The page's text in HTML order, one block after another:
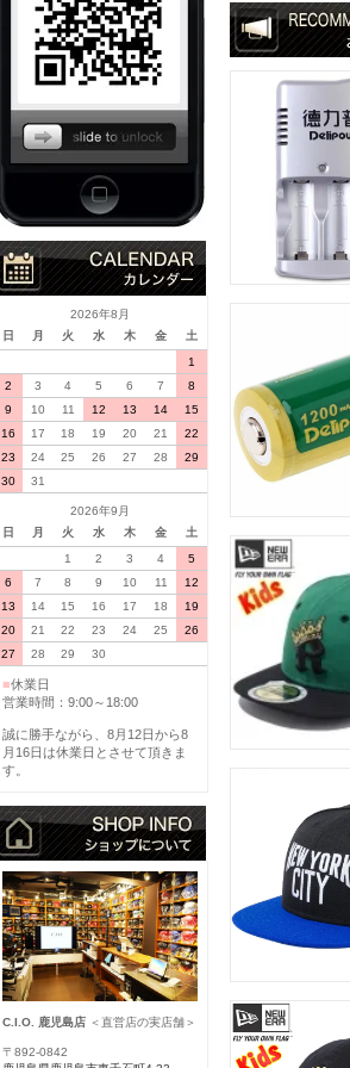
2026年8月
日
月 火 水 木 金
土
1
2
3 4 5 6 7
8
9
10 11 12 13 14
15
16
17 18 19 20 21
22
23
24 25 26 27 28
29
30
31
2026年9月
日
月 火 水 木 金
土
1
2 3 4
5
6
7 8 9 10 11
12
13
14 15 16 17 18
19
20
21 22 23 24 25
26
27
28 29 30
■休業日
営業時間：9:00～18:00
誠に勝手ながら、8月12日から8
月16日は休業日とさせて頂きま
す。
C.I.O. 鹿児島店 ＜直営店の実店舗＞
〒892-0842